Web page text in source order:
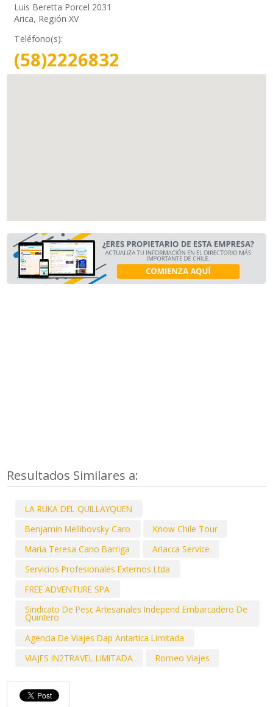
Luis Beretta Porcel 2031
Arica, Región XV
Teléfono(s):
(58)2226832
Resultados Similares a:
LA RUKA DEL QUILLAYQUEN
Benjamin Mellibovsky Caro
Know Chile Tour
Maria Teresa Cano Barriga
Ariacca Service
Servicios Profesionales Externos Ltda
FREE ADVENTURE SPA
Sindicato De Pesc Artesanales Independ Embarcadero De
Quintero
Agencia De Viajes Dap Antartica Limitada
VIAJES IN2TRAVEL LIMITADA
Romeo Viajes